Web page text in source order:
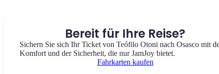
Bereit für Ihre Reise?
Sichern Sie sich Ihr Ticket von Teófilo Otoni nach Osasco mit
Komfort und der Sicherheit, die nur JamJoy bietet.
Fahrkarten kaufen